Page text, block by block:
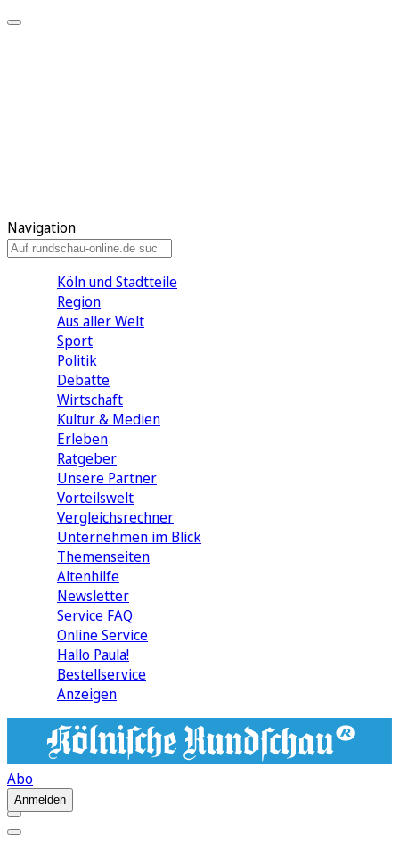
Navigation
Köln und Stadtteile
Region
Aus aller Welt
Sport
Politik
Debatte
Wirtschaft
Kultur & Medien
Erleben
Ratgeber
Unsere Partner
Vorteilswelt
Vergleichsrechner
Unternehmen im Blick
Themenseiten
Altenhilfe
Newsletter
Service FAQ
Online Service
Hallo Paula!
Bestellservice
Anzeigen
Abo
Anmelden